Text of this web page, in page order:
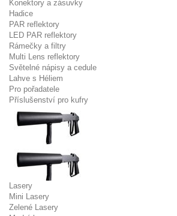
Konektory a zásuvky
Hadice
PAR reflektory
LED PAR reflektory
Rámečky a filtry
Multi Lens reflektory
Světelné nápisy a cedule
Lahve s Héliem
Pro pořadatele
Příslušenství pro kufry
Lasery
Mini Lasery
Zelené Lasery